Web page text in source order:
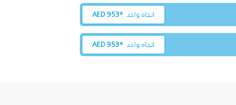
اتجاه واحد AED 953*
اتجاه واحد AED 953*